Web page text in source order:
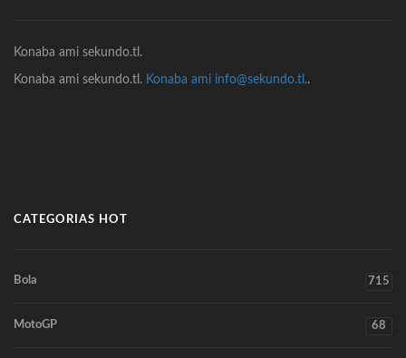
Konaba ami sekundo.tl.
Konaba ami sekundo.tl. Konaba ami info@sekundo.tl..
CATEGORIAS HOT
Bola 715
MotoGP 68